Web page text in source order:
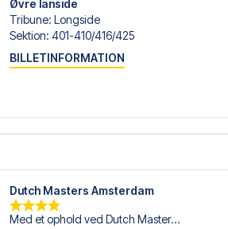
Øvre lanside
Tribune: Longside
Sektion: 401-410/​416/​425
BILLETINFORMATION
Dutch Masters Amsterdam
Med et ophold ved Dutch Master...